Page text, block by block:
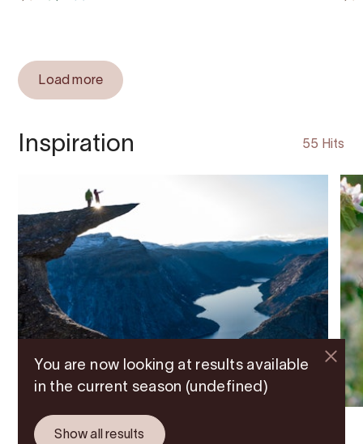
Load more
Inspiration 55 Hits
You are now looking at results available
in the current season (undefined)
Show all results